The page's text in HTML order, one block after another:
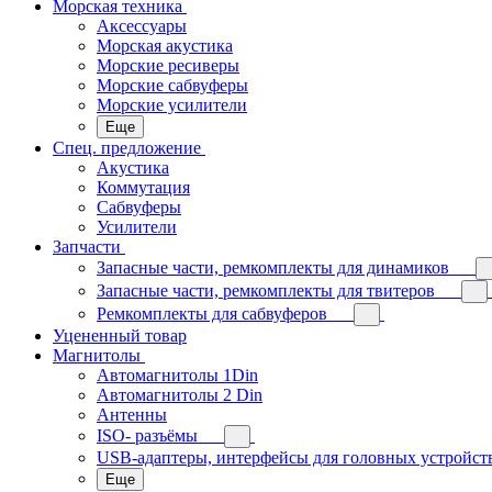
Морская техника
Аксессуары
Морская акустика
Морские ресиверы
Морские сабвуферы
Морские усилители
Еще
Спец. предложение
Акустика
Коммутация
Сабвуферы
Усилители
Запчасти
Запасные части, ремкомплекты для динамиков
Запасные части, ремкомплекты для твитеров
Ремкомплекты для сабвуферов
Уцененный товар
Магнитолы
Автомагнитолы 1Din
Автомагнитолы 2 Din
Антенны
ISO- разъёмы
USB-адаптеры, интерфейсы для головных
Еще